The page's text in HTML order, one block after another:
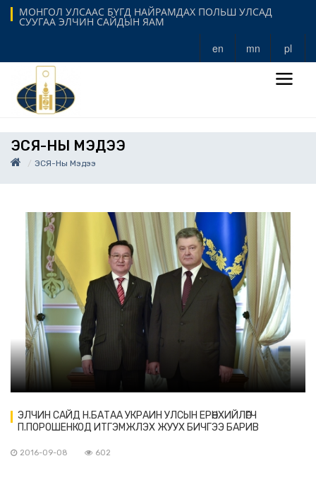
МОНГОЛ УЛСААС БҮГД НАЙРАМДАХ ПОЛЬШ УЛСАД
СУУГАА ЭЛЧИН САЙДЫН ЯАМ
en mn pl
ЭСЯ-НЫ МЭДЭЭ
ЭСЯ-Ны Мэдээ
ЭЛЧИН САЙД Н.БАТАА УКРАИН УЛСЫН ЕРӨНХИЙЛӨГЧ
П.ПОРОШЕНКОД ИТГЭМЖЛЭХ ЖУУХ БИЧГЭЭ БАРИВ
2016-09-08 602